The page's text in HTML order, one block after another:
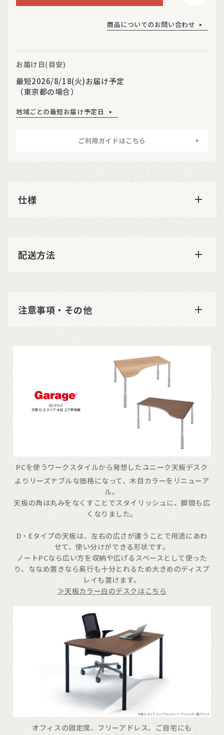
商品についてのお問い合わせ
お届け日(目安)
最短2026/8/18(火)お届け予定
（東京都の場合）
地域ごとの最短お届け予定日
ご利用ガイドはこちら
仕様
配送方法
注意事項・その他
PCを使うワークスタイルから発想したユニーク天板デスク
よりリーズナブルな価格になって、木目カラーをリニューア
ル。
天板の角は丸みをなくすことでスタイリッシュに、脚間も広
くなりました。
D・Eタイプの天板は、左右の広さが違うことで用途にあわ
せて、使い分けができる形状です。
ノートPCなら広い方を収納や広げるスペースとして使った
り、ななめ置きなら奥行も十分とれるため大きめのディスプ
レイも置けます。
≫天板カラー白のデスクはこちら
オフィスの固定席、フリーアドレス、ご自宅にも